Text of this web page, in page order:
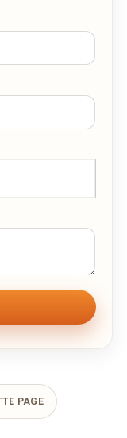
25,00€
****
rouges
son coulis de
Café
PAGE